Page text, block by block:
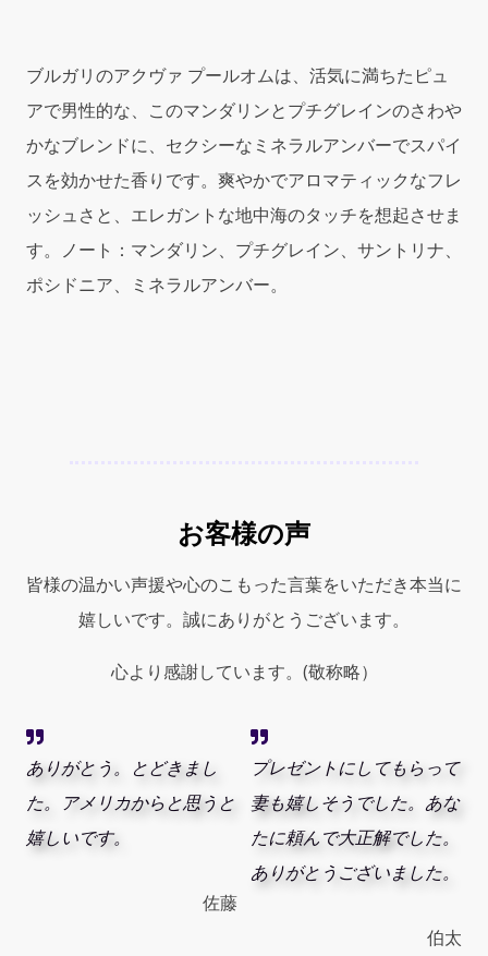
ー
オ
ム）
6.8oz
(200ml)
Shower
Gel
quantity
ブルガリのアクヴァ プールオムは、活気に満ちたピュ
アで男性的な、このマンダリンとプチグレインのさわや
かなブレンドに、セクシーなミネラルアンバーでスパイ
スを効かせた香りです。爽やかでアロマティックなフレ
ッシュさと、エレガントな地中海のタッチを想起させま
す。ノート：マンダリン、プチグレイン、サントリナ、
ポシドニア、ミネラルアンバー。
お客様の声
皆様の温かい声援や心のこもった言葉をいただき本当に
嬉しいです。誠にありがとうございます。
心より感謝しています。(敬称略）
ありがとう。とどきまし
た。アメリカからと思うと
嬉しいです。
佐藤
プレゼントにしてもらって
妻も嬉しそうでした。あな
たに頼んで大正解でした。
ありがとうございました。
伯太